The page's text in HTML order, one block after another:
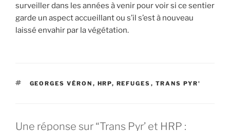
surveiller dans les années à venir pour voir si ce sentier
garde un aspect accueillant ou s’il s’est à nouveau
laissé envahir par la végétation.
ÉTIQUETTES
GEORGES VÉRON , HRP, REFUGES , TRANS PYR'
Une réponse sur “Trans Pyr’ et HRP :